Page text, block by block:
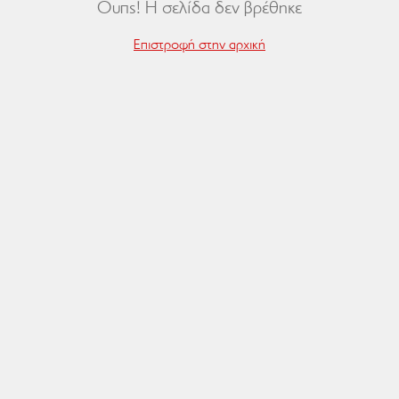
Ουπς! Η σελίδα δεν βρέθηκε
Επιστροφή στην αρχική